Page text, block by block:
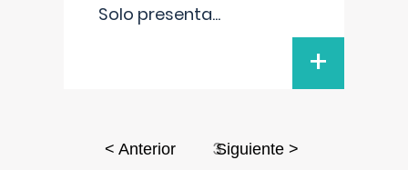
Solo presenta...
+
< Anterior 3Siguiente >